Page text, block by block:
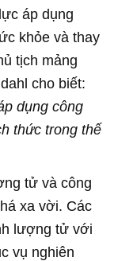
áp dụng
khỏe và thay
tịch mảng
cho biết:
dụng công
thức trong thế
tử và công
xa vời. Các
lượng tử với
vụ nghiên